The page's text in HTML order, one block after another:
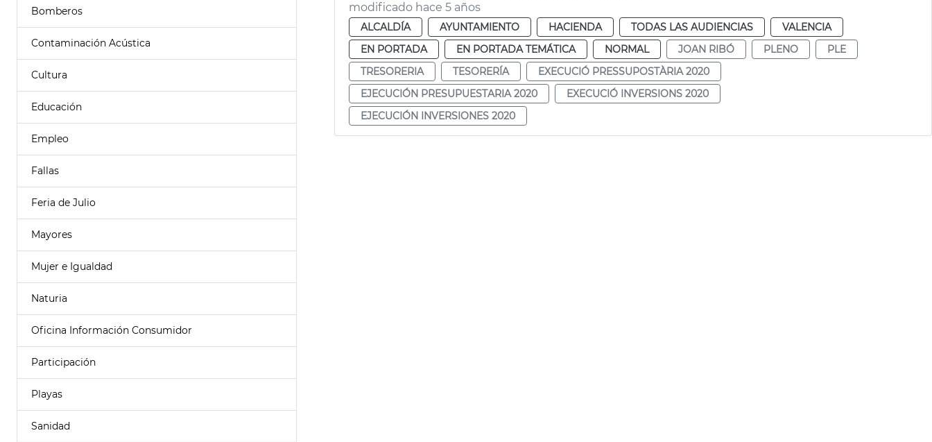
Bomberos
Contaminación Acústica
Cultura
Educación
Empleo
Fallas
Feria de Julio
Mayores
Mujer e Igualdad
Naturia
Oficina Información Consumidor
Participación
Playas
Sanidad
modificado hace 5 años
ALCALDÍA AYUNTAMIENTO HACIENDA TODAS LAS AUDIENCIAS
VALENCIA
EN PORTADA
EN PORTADA TEMÁTICA NORMAL JOAN RIBÓ PLENO
PLE
TRESORERIA
TESORERÍA
EXECUCIÓ PRESSUPOSTÀRIA 2020
EJECUCIÓN PRESUPUESTARIA 2020
EXECUCIÓ INVERSIONS 2020
EJECUCIÓN INVERSIONES 2020